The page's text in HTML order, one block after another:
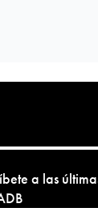
a las